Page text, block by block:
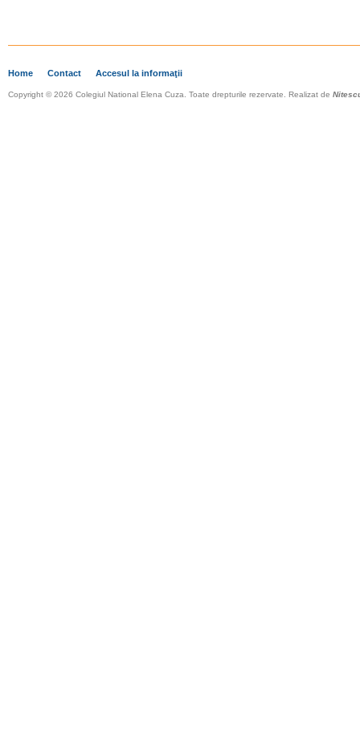
Home Contact Accesul la informaţii
Copyright © 2026 Colegiul National Elena Cuza. Toate drepturile rezervate. Realizat de